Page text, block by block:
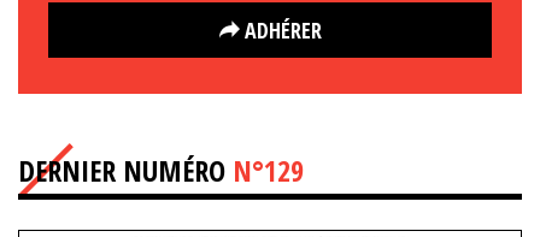
ADHÉRER
DERNIER NUMÉRO N°129